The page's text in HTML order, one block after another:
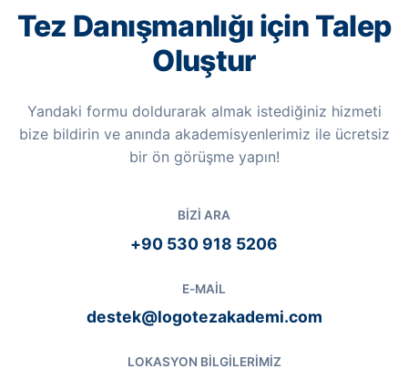
Tez Danışmanlığı için Talep
Oluştur
Yandaki formu doldurarak almak istediğiniz hizmeti
bize bildirin ve anında akademisyenlerimiz ile ücretsiz
bir ön görüşme yapın!
BIZI ARA
+90 530 918 5206
E-MAIL
destek@logotezakademi.com
LOKASYON BILGILERIMIZ